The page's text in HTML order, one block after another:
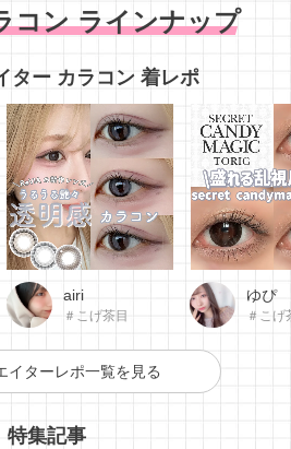
コン ラインナップ
ター カラコン 着レポ
airi
＃こげ茶目
ゆぴ
＃こげ
イターレポ一覧を見る
特集記事